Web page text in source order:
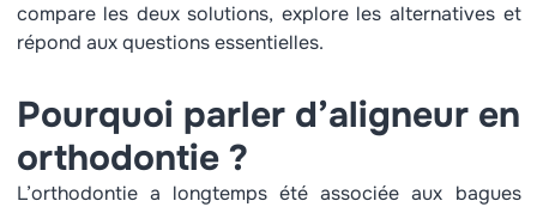
compare les deux solutions, explore les alternatives et
répond aux questions essentielles.
Pourquoi parler d’aligneur en
orthodontie ?
L’orthodontie a longtemps été associée aux bagues